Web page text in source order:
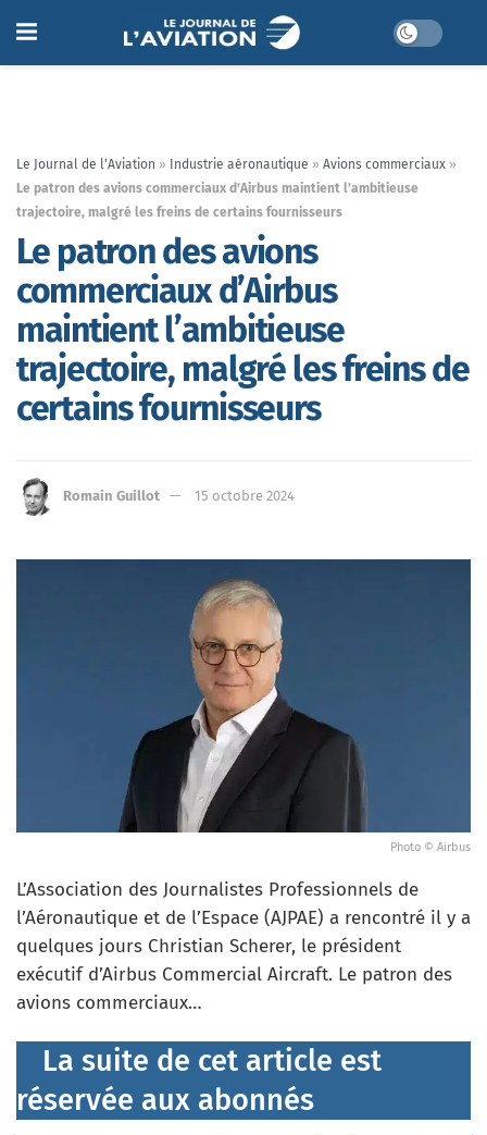
Le Journal de l'Aviation » Industrie aéronautique » Avions commerciaux »
Le patron des avions commerciaux d’Airbus maintient l’ambitieuse
trajectoire, malgré les freins de certains fournisseurs
Le patron des avions
commerciaux d’Airbus
maintient l’ambitieuse
trajectoire, malgré les freins de
certains fournisseurs
Romain Guillot 15 octobre 2024
Photo © Airbus
L’Association des Journalistes Professionnels de
l’Aéronautique et de l’Espace (AJPAE) a rencontré il y a
quelques jours Christian Scherer, le président
exécutif d’Airbus Commercial Aircraft. Le patron des
avions commerciaux…
La suite de cet article est
réservée aux abonnés